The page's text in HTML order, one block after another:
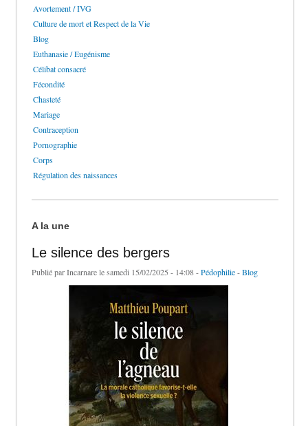
Avortement / IVG
Culture de mort et Respect de la Vie
Blog
Euthanasie / Eugénisme
Célibat consacré
Fécondité
Chasteté
Mariage
Contraception
Pornographie
Corps
Régulation des naissances
A la une
Le silence des bergers
Publié parIncarnarele samedi 15/02/2025 - 14:08 -Pédophilie-Blog